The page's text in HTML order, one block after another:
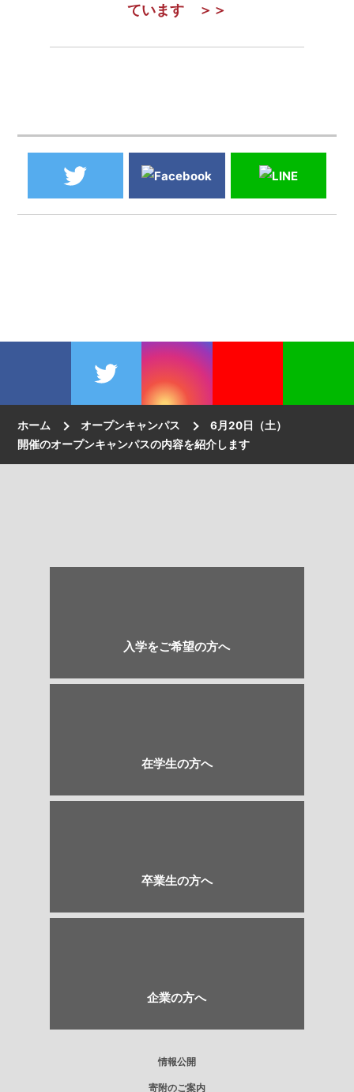
ています ＞＞
ホーム オープンキャンパス
6月20日（土）
開催のオープンキャンパスの内容を紹介します
入学をご希望の方へ
在学生の方へ
卒業生の方へ
企業の方へ
情報公開
寄附のご案内